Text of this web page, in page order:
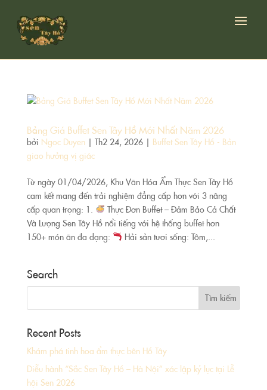
Bảng Giá Buffet Sen Tây Hồ Mới Nhất Năm 2026
bởi Ngoc Duyen| Th2 24, 2026| Buffet Sen Tây Hồ - Bản
giao hưởng vị giác
Từ ngày 01/04/2026, Khu Văn Hóa Ẩm Thực Sen Tây Hồ
cam kết mang đến trải nghiệm đẳng cấp hơn với 3 nâng
cấp quan trọng: 1.
Thực Đơn Buffet – Đảm Bảo Cả Chất
Và Lượng Sen Tây Hồ nổi tiếng với hệ thống buffet hơn
150+ món ăn đa dạng:
Hải sản tươi sống: Tôm,...
Search
Recent Posts
Khám phá tinh hoa ẩm thực bên Hồ Tây
Diễu hành “Sắc Sen Tây Hồ – Hà Nội” xác lập kỷ lục tại Lễ
hội Sen 2026